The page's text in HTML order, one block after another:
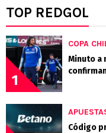
TOP REDGOL
1
COPA
Minuto a
Código